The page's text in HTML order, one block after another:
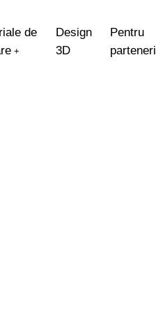
de
+
Design
3D
Pentru
parteneri